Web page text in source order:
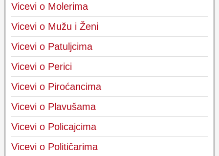
Vicevi o Molerima
Vicevi o Mužu i Ženi
Vicevi o Patuljcima
Vicevi o Perici
Vicevi o Piroćancima
Vicevi o Plavušama
Vicevi o Policajcima
Vicevi o Političarima